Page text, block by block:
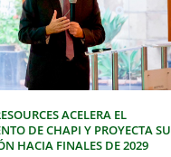
ACELERA EL
DE CHAPI Y PROYECTA SU
HACIA FINALES DE 2029